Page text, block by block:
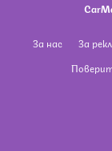
За нас За